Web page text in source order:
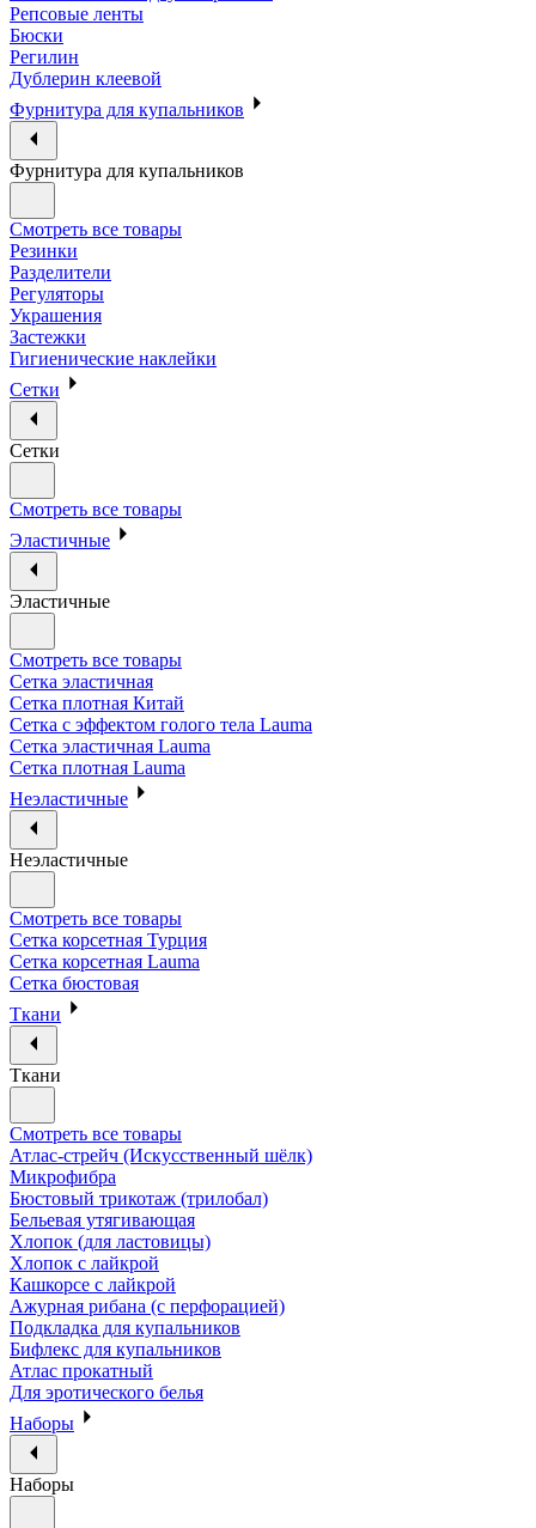
Репсовые ленты
Бюски
Регилин
Дублерин клеевой
Фурнитура для купальников
Фурнитура для купальников
Смотреть все товары
Резинки
Разделители
Регуляторы
Украшения
Застежки
Гигиенические наклейки
Сетки
Сетки
Смотреть все товары
Эластичные
Эластичные
Смотреть все товары
Сетка эластичная
Сетка плотная Китай
Сетка с эффектом голого тела Lauma
Сетка эластичная Lauma
Сетка плотная Lauma
Неэластичные
Неэластичные
Смотреть все товары
Сетка корсетная Турция
Сетка корсетная Lauma
Сетка бюстовая
Ткани
Ткани
Смотреть все товары
Атлас-стрейч (Искусственный шёлк)
Микрофибра
Бюстовый трикотаж (трилобал)
Бельевая утягивающая
Хлопок (для ластовицы)
Хлопок с лайкрой
Кашкорсе с лайкрой
Ажурная рибана (с перфорацией)
Подкладка для купальников
Бифлекс для купальников
Атлас прокатный
Для эротического белья
Наборы
Наборы